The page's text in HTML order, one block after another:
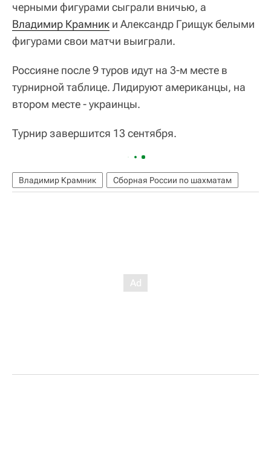
черными фигурами сыграли вничью, а
Владимир Крамник и Александр Грищук белыми
фигурами свои матчи выиграли.
Россияне после 9 туров идут на 3-м месте в
турнирной таблице. Лидируют американцы, на
втором месте - украинцы.
Турнир завершится 13 сентября.
Владимир Крамник Сборная России по шахматам